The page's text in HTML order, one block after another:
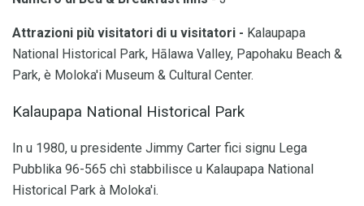
Attrazioni più visitatori di u visitatori - Kalaupapa
National Historical Park, Hālawa Valley, Papohaku Beach &
Park, è Moloka'i Museum & Cultural Center.
Kalaupapa National Historical Park
In u 1980, u presidente Jimmy Carter fici signu Lega
Pubblika 96-565 chì stabbilisce u Kalaupapa National
Historical Park à Moloka'i.